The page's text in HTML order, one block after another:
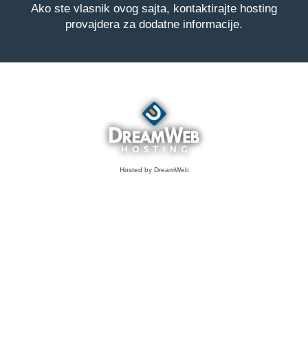
Ako ste vlasnik ovog sajta, kontaktirajte hosting
provajdera za dodatne informacije.
Hosted by DreamWeb